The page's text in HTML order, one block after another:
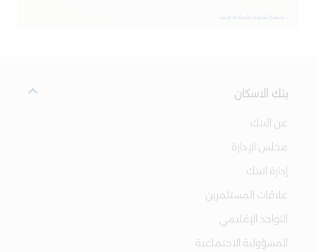
بنك الاسكان
عن البنك
مجلس الإدارة
إدارة البنك
علاقات المستثمرين
التواجد الإقليمي
المسؤولية الاجتماعية